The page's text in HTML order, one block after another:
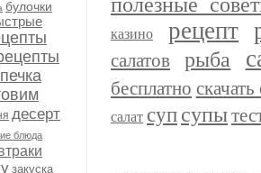
булочки
десерт
блюда
закуска
казино рецепт
салатов рыба
бесплатно
салат суп супы